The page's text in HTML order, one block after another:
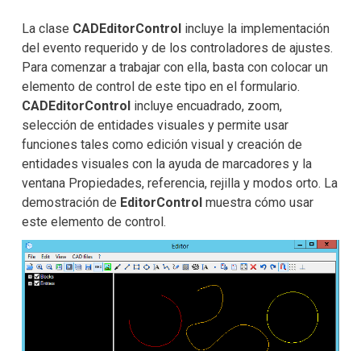
La clase CADEditorControl incluye la implementación
del evento requerido y de los controladores de ajustes.
Para comenzar a trabajar con ella, basta con colocar un
elemento de control de este tipo en el formulario.
CADEditorControl incluye encuadrado, zoom,
selección de entidades visuales y permite usar
funciones tales como edición visual y creación de
entidades visuales con la ayuda de marcadores y la
ventana Propiedades, referencia, rejilla y modos orto. La
demostración de EditorControl muestra cómo usar
este elemento de control.